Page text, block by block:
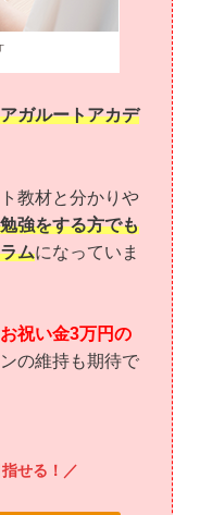
アガルートアカデ
教材と分かりや
強をする方でも
ムになっていま
祝い金3万円の
の維持も期待で
せる！